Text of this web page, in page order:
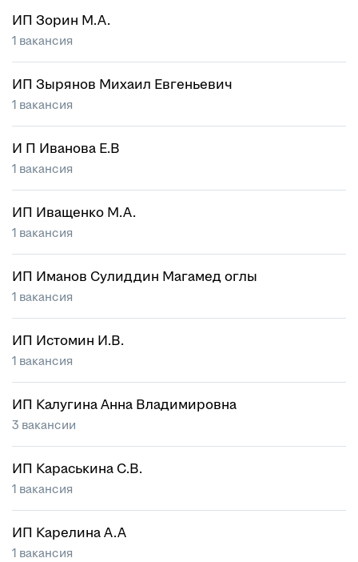
ИП Зорин М.А.
1 вакансия
ИП Зырянов Михаил Евгеньевич
1 вакансия
И П Иванова Е.В
1 вакансия
ИП Иващенко М.А.
1 вакансия
ИП Иманов Сулиддин Магамед оглы
1 вакансия
ИП Истомин И.В.
1 вакансия
ИП Калугина Анна Владимировна
3 вакансии
ИП Караськина С.В.
1 вакансия
ИП Карелина А.А
1 вакансия